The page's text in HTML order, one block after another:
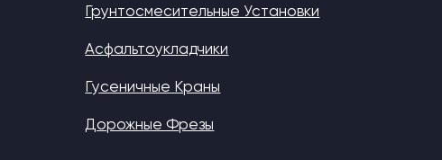
Грунтосмесительные Установки
Асфальтоукладчики
Гусеничные Краны
Дорожные Фрезы